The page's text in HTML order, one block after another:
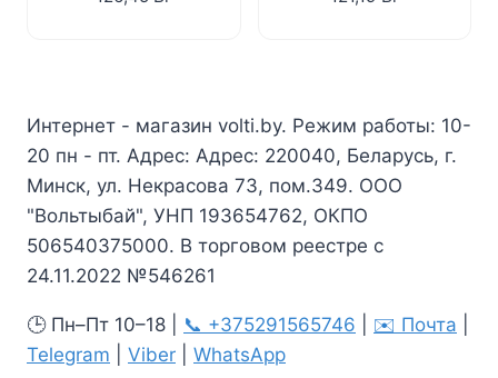
Интернет - магазин volti.by. Режим работы: 10-
20 пн - пт. Адрес: Адрес: 220040, Беларусь, г.
Минск, ул. Некрасова 73, пом.349. ООО
"Вольтыбай", УНП 193654762, ОКПО
506540375000. В торговом реестре с
24.11.2022 №546261
🕒 Пн–Пт 10–18 | 📞 +375291565746 ✉️ Почта
Telegram
Viber WhatsApp